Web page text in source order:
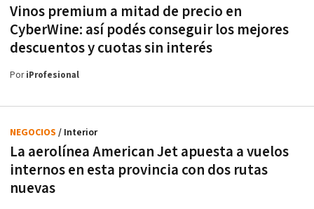
Vinos premium a mitad de precio en
CyberWine: así podés conseguir los mejores
descuentos y cuotas sin interés
PoriProfesional
La aerolínea American Jet apuesta a vuelos
internos en esta provincia con dos rutas
nuevas
NEGOCIOS / Interior